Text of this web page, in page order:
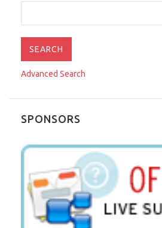
Advanced Search
SPONSORS